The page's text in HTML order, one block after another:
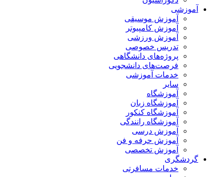
آموزشی
آموزش موسیقی
آموزش کامپیوتر
آموزش ورزشی
تدریس خصوصی
پروژه‌های دانشگاهی
فرصت‌های دانشجویی
خدمات آموزشی
سایر
آموزشگاه
آموزشگاه زبان
آموزشگاه کنکور
آموزشگاه رانندگی
آموزش درسی
آموزش حرفه و فن
آموزش تخصصی
گردشگری
خدمات مسافرتی